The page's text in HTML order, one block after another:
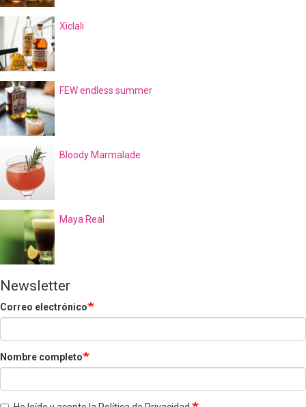
Xiclali
FEW endless summer
Bloody Marmalade
Maya Real
Newsletter
Correo electrónico
Nombre completo